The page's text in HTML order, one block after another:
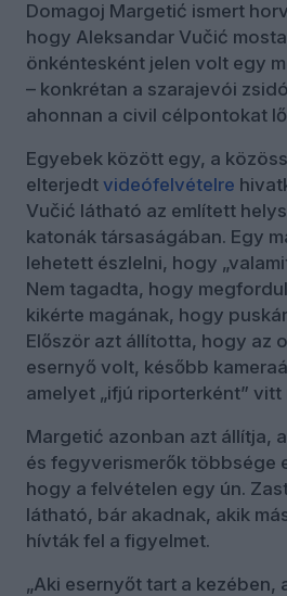
Domagoj Margetić ismert
hogy Aleksandar Vučić
önkéntesként jelen volt egy
– konkrétan a szarajevói
ahonnan a civil célpontokat
Egyebek között egy, a
elterjedt videófelvételre
Vučić látható az említett
katonák társaságában. Egy
lehetett észlelni, hogy
Nem tagadta, hogy
kikérte magának, hogy
Először azt állította, hogy az
esernyő volt, később
amelyet „ifjú riporterként” vitt
Margetić azonban azt állítja,
és fegyverismerők többsége
hogy a felvételen egy ún.
látható, bár akadnak, akik
hívták fel a figyelmet.
„Aki esernyőt tart a kezében,